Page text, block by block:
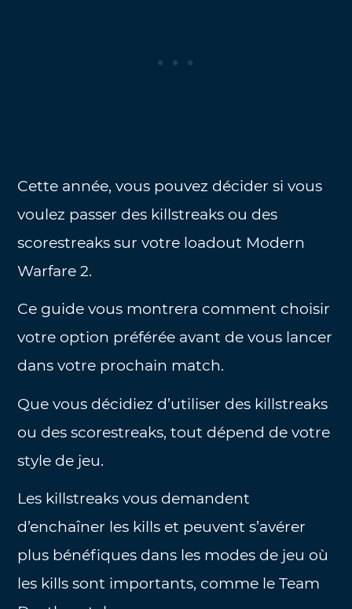
Cette année, vous pouvez décider si vous
voulez passer des killstreaks ou des
scorestreaks sur votre loadout Modern
Warfare 2.
Ce guide vous montrera comment choisir
votre option préférée avant de vous lancer
dans votre prochain match.
Que vous décidiez d’utiliser des killstreaks
ou des scorestreaks, tout dépend de votre
style de jeu.
Les killstreaks vous demandent
d’enchaîner les kills et peuvent s’avérer
plus bénéfiques dans les modes de jeu où
les kills sont importants, comme le Team